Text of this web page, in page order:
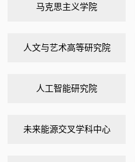
马克思主义学院
人文与艺术高等研究院
人工智能研究院
未来能源交叉学科中心